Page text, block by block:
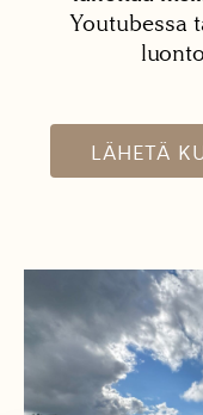
Youtubessa
LÄHETÄ